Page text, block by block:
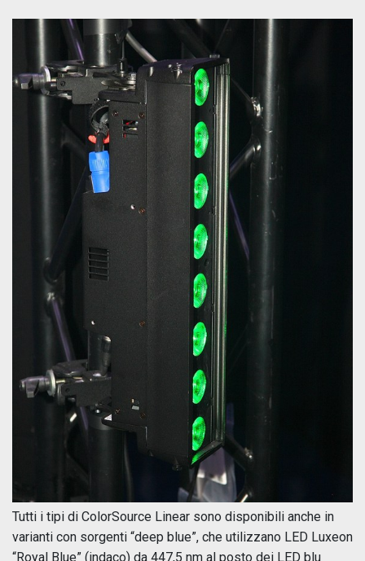
Tutti i tipi di ColorSource Linear sono disponibili anche in
varianti con sorgenti “deep blue”, che utilizzano LED Luxeon
“Royal Blue” (indaco) da 447,5 nm al posto dei LED blu